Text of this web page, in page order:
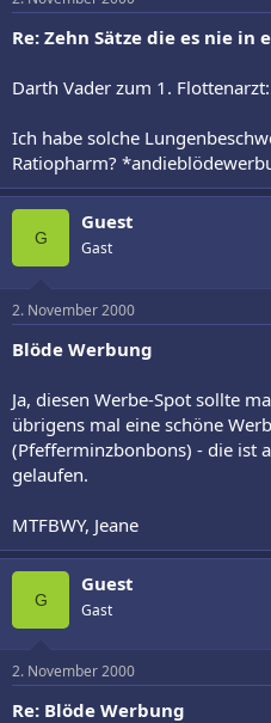
Re: Zehn Sätze die es nie in
Darth Vader zum 1. Flottenarzt:
Ich habe solche
Ratiopharm?
G
Guest
Gast
2. November 2000
Blöde Werbung
Ja, diesen Werbe-Spot sollte
übrigens mal eine schöne
(Pfefferminzbonbons) - die ist
gelaufen.
MTFBWY, Jeane
G
Guest
Gast
2. November 2000
Re: Blöde Werbung